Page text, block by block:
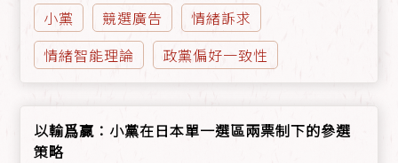
小黨 競選廣告
情緒訴求
情緒智能理論
政黨偏好一致性
以輸爲贏：小黨在日本單一選區兩票制下的參選
策略